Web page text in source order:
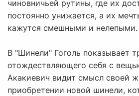
чиновничьей рутины, где их
постоянно унижается, а их
кажутся смешными и нелепыми.
В "Шинели" Гоголь показывает
отождествляющего себя с
Акакиевич видит смысл своей
приобретении новой шинели,